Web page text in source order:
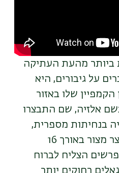
ביותר מהעת העתיקה
על גיבורים, היא
הקמפיין שלו באזור
אלזיה, שם התבצרו
היה בנחיתות מספרית,
החליט לצור על העיר ויצר מצור באורך 16
הצליח לברוח
רחוקים יותר